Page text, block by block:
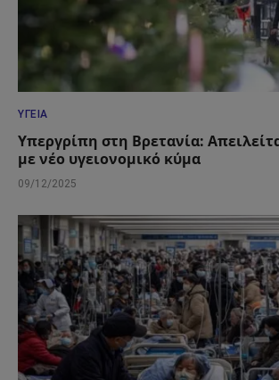
ΥΓΕΊΑ
Υπεργρίπη στη Βρετανία:
με νέο υγειονομικό κύμα
09/12/2025